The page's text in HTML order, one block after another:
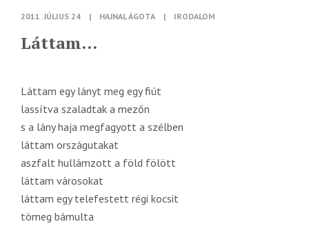
2011. JÚLIUS 24 | HAJNAL ÁGOTA | IRODALOM
Láttam…
Láttam egy lányt meg egy fiút
lassítva szaladtak a mezőn
s a lány haja megfagyott a szélben
láttam országutakat
aszfalt hullámzott a föld fölött
láttam városokat
láttam egy telefestett régi kocsit
tömeg bámulta